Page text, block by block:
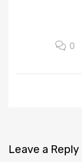
0
Leave a Reply